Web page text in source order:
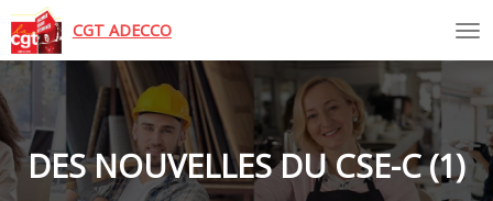
CGT ADECCO
DES NOUVELLES DU CSE-C (1)